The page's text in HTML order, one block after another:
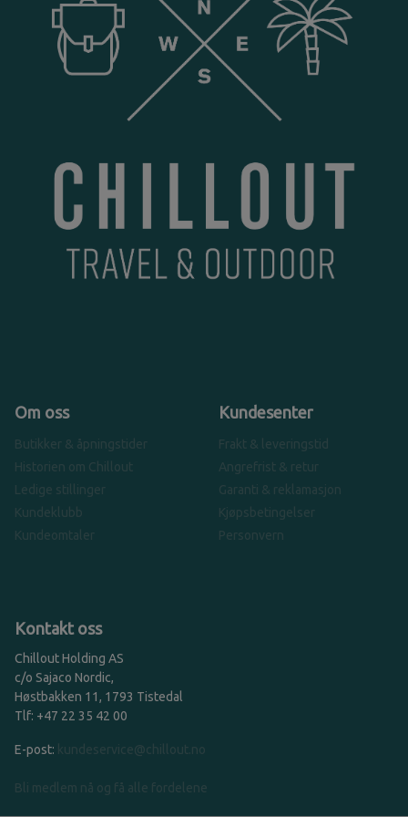
Om oss
Butikker & åpningstider
Historien om Chillout
Ledige stillinger
Kundeklubb
Kundeomtaler
Kundesenter
Frakt & leveringstid
Angrefrist & retur
Garanti & reklamasjon
Kjøpsbetingelser
Personvern
Kontakt oss
Chillout Holding AS
c/o Sajaco Nordic,
Høstbakken 11, 1793 Tistedal
Tlf: +47 22 35 42 00
E-post: kundeservice@chillout.no
Bli medlem nå og få alle fordelene